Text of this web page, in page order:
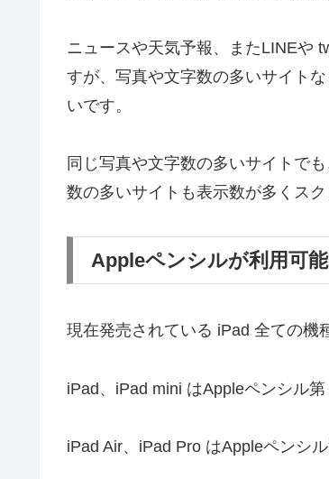
ニュースや天気予報、またLINEや
すが、写真や文字数の多いサイト
いです。
同じ写真や文字数の多いサイトで
数の多いサイトも表示数が多くス
Appleペンシルが利用可能
現在発売されている iPad 全ての機
iPad、iPad mini はAppleペンシル第
iPad Air、iPad Pro はAppleペンシ